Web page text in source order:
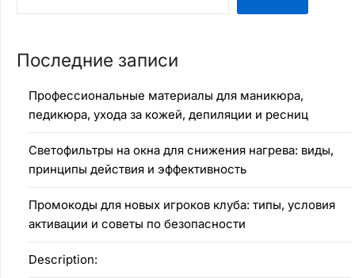
Последние записи
Профессиональные материалы для маникюра,
педикюра, ухода за кожей, депиляции и ресниц
Светофильтры на окна для снижения нагрева: виды,
принципы действия и эффективность
Промокоды для новых игроков клуба: типы, условия
активации и советы по безопасности
Description: